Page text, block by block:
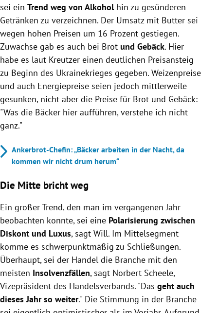
sei ein Trend weg von Alkoholhin zu gesünderen
Getränken zu verzeichnen. Der Umsatz mit Butter sei
wegen hohen Preisen um 16 Prozent gestiegen.
Zuwächse gab es auch bei Brot und Gebäck. Hier
habe es laut Kreutzer einen deutlichen Preisansteig
zu Beginn des Ukrainekrieges gegeben. Weizenpreise
und auch Energiepreise seien jedoch mittlerweile
gesunken, nicht aber die Preise für Brot und Gebäck:
"Was die Bäcker hier aufführen, verstehe ich nicht
ganz."
Ankerbrot-Chefin: „Bäcker arbeiten in der Nacht, da
kommen wir nicht drum herum“
Die Mitte bricht weg
Ein großer Trend, den man im vergangenen Jahr
beobachten konnte, sei eine Polarisierung zwischen
Diskont und Luxus, sagt Will. Im Mittelsegment
komme es schwerpunktmäßig zu Schließungen.
Überhaupt, sei der Handel die Branche mit den
meisten Insolvenzfällen, sagt Norbert Scheele,
Vizepräsident des Handelsverbands. "Das geht auch
dieses Jahr so weiter." Die Stimmung in der Branche